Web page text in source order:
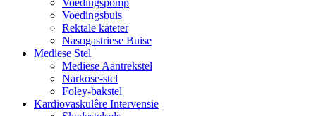
Voedingsbuis
Rektale kateter
Nasogastriese Buise
Mediese Stel
Mediese Aantrekstel
Narkose-stel
Foley-bakstel
Kardiovaskulêre Intervensie